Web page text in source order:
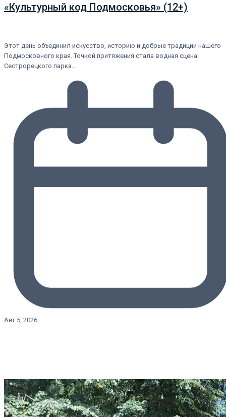
«Культурный код Подмосковья» (12+)
Этот день объединил искусство, историю и добрые традиции нашего
Подмосковного края. Точкой притяжения стала водная сцена
Сестрорецкого парка…
Авг 5, 2026